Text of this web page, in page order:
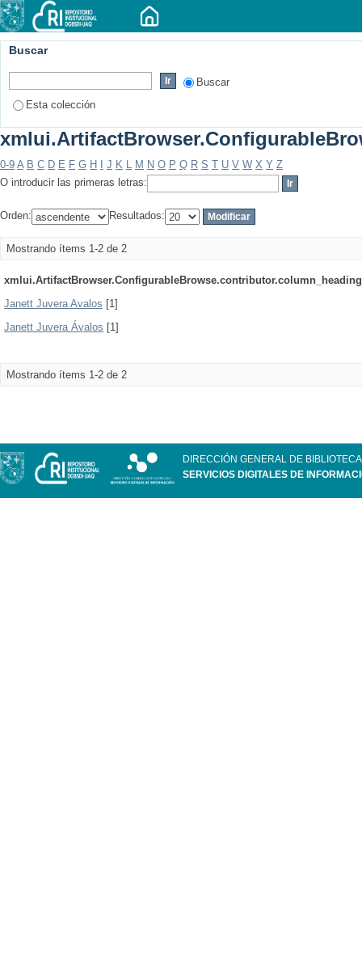
Buscar
Buscar
Esta colección
0-9 A B C D E F G H J K L M N O P Q R S T U V W X Y Z
O introducir las primeras letras:
Orden: Resultados:
Mostrando ítems 1-2 de 2
xmlui.ArtifactBrowser.ConfigurableBrowse.contributor.column_heading
Janett Juvera Avalos [1]
Janett Juvera Ávalos [1]
Mostrando ítems 1-2 de 2
DIRECCIÓN GENERAL DE
SERVICIOS DIGITALES DE